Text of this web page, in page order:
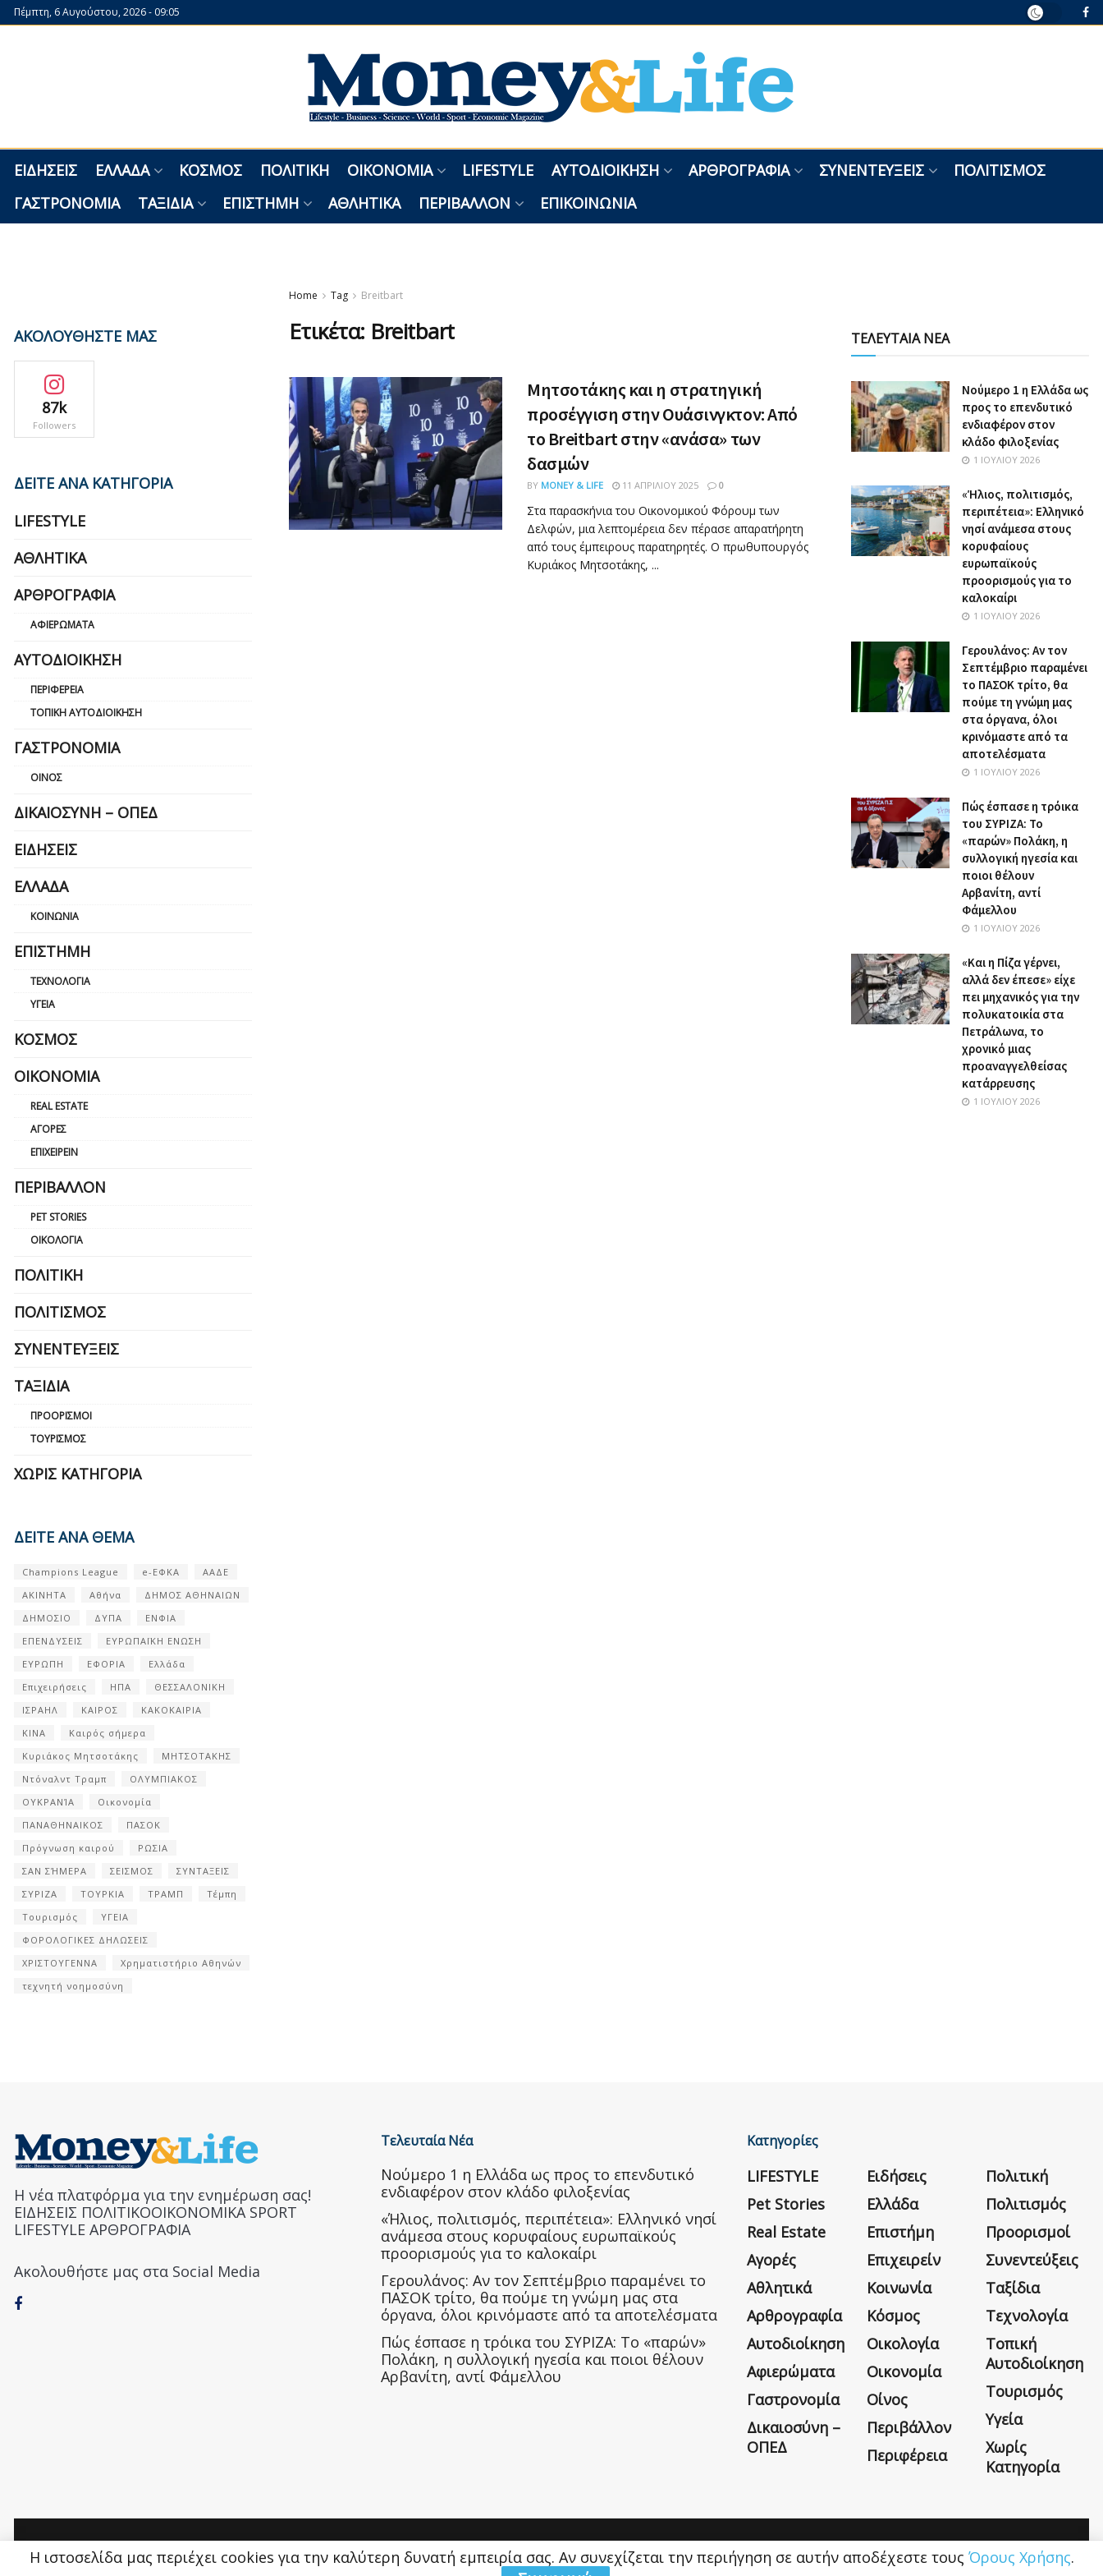
Πέμπτη, 6 Αυγούστου, 2026 - 09:05
ΕΙΔΉΣΕΙΣ ΕΛΛΆΔΑ ΚΌΣΜΟΣ ΠΟΛΙΤΙΚΉ ΟΙΚΟΝΟΜΊΑ LIFESTYLE ΑΥΤΟΔΙΟΊΚΗΣΗ ΑΡΘΡΟΓΡΑΦΊΑ ΣΥΝΕΝΤΕΎΞΕΙΣ
ΠΟΛΙΤΙΣΜΌΣ
ΓΑΣΤΡΟΝΟΜΊΑ
ΤΑΞΊΔΙΑ ΕΠΙΣΤΉΜΗ ΑΘΛΗΤΙΚΆ ΠΕΡΙΒΆΛΛΟΝ ΕΠΙΚΟΙΝΩΝΊΑ
Home Tag Breitbart
Ετικέτα: Breitbart
Μητσοτάκης και η στρατηγική
προσέγγιση στην Ουάσινγκτον: Από
το Breitbart στην «ανάσα» των
δασμών
BY MONEY & LIFE 11 ΑΠΡΙΛΊΟΥ 2025 0
Στα παρασκήνια του Οικονομικού Φόρουμ των
Δελφών, μια λεπτομέρεια δεν πέρασε απαρατήρητη
από τους έμπειρους παρατηρητές. Ο πρωθυπουργός
Κυριάκος Μητσοτάκης, ...
ΑΚΟΛΟΥΘΗΣΤΕ ΜΑΣ
87k
Followers
ΔΕΙΤΕ ΑΝΑ ΚΑΤΗΓΟΡΙΑ
LIFESTYLE
ΑΘΛΗΤΙΚΆ
ΑΡΘΡΟΓΡΑΦΊΑ
ΑΦΙΕΡΏΜΑΤΑ
ΑΥΤΟΔΙΟΊΚΗΣΗ
ΠΕΡΙΦΈΡΕΙΑ
ΤΟΠΙΚΉ ΑΥΤΟΔΙΟΊΚΗΣΗ
ΓΑΣΤΡΟΝΟΜΊΑ
ΟΊΝΟΣ
ΔΙΚΑΙΟΣΎΝΗ – ΟΠΕΔ
ΕΙΔΉΣΕΙΣ
ΕΛΛΆΔΑ
ΚΟΙΝΩΝΊΑ
ΕΠΙΣΤΉΜΗ
ΤΕΧΝΟΛΟΓΊΑ
ΥΓΕΊΑ
ΚΌΣΜΟΣ
ΟΙΚΟΝΟΜΊΑ
REAL ESTATE
ΑΓΟΡΈΣ
ΕΠΙΧΕΙΡΕΊΝ
ΠΕΡΙΒΆΛΛΟΝ
PET STORIES
ΟΙΚΟΛΟΓΊΑ
ΠΟΛΙΤΙΚΉ
ΠΟΛΙΤΙΣΜΌΣ
ΣΥΝΕΝΤΕΎΞΕΙΣ
ΤΑΞΊΔΙΑ
ΠΡΟΟΡΙΣΜΟΊ
ΤΟΥΡΙΣΜΌΣ
ΧΩΡΊΣ ΚΑΤΗΓΟΡΊΑ
ΔΕΙΤΕ ΑΝΑ ΘΕΜΑ
Champions League e-ΕΦΚΑ
ΑΑΔΕ
ΑΚΙΝΗΤΑ
Αθήνα
ΔΗΜΟΣ ΑΘΗΝΑΙΩΝ
ΔΗΜΟΣΙΟ
ΔΥΠΑ
ΕΝΦΙΑ
ΕΠΕΝΔΥΣΕΙΣ
ΕΥΡΩΠΑΪΚΗ ΕΝΩΣΗ
ΕΥΡΩΠΗ
ΕΦΟΡΙΑ
Ελλάδα
Επιχειρήσεις
ΗΠΑ
ΘΕΣΣΑΛΟΝΙΚΗ
ΙΣΡΑΗΛ
ΚΑΙΡΟΣ
ΚΑΚΟΚΑΙΡΙΑ
ΚΙΝΑ
Καιρός σήμερα
Κυριάκος Μητσοτάκης
ΜΗΤΣΟΤΑΚΗΣ
Ντόναλντ Τραμπ
ΟΛΥΜΠΙΑΚΟΣ
ΟΥΚΡΑΝΊΑ
Οικονομία
ΠΑΝΑΘΗΝΑΙΚΟΣ
ΠΑΣΟΚ
Πρόγνωση καιρού
ΡΩΣΙΑ
ΣΑΝ ΣΉΜΕΡΑ
ΣΕΙΣΜΟΣ
ΣΥΝΤΑΞΕΙΣ
ΣΥΡΙΖΑ
ΤΟΥΡΚΙΑ ΤΡΑΜΠ
Τέμπη
Τουρισμός
ΥΓΕΙΑ
ΦΟΡΟΛΟΓΙΚΕΣ ΔΗΛΩΣΕΙΣ
ΧΡΙΣΤΟΥΓΕΝΝΑ
Χρηματιστήριο Αθηνών
τεχνητή νοημοσύνη
ΤΕΛΕΥΤΑΙΑ ΝΕΑ
Nούμερο 1 η Ελλάδα ως
προς το επενδυτικό
ενδιαφέρον στον
κλάδο φιλοξενίας
1 ΙΟΥΛΊΟΥ 2026
«Ήλιος, πολιτισμός,
περιπέτεια»: Ελληνικό
νησί ανάμεσα στους
κορυφαίους
ευρωπαϊκούς
προορισμούς για το
καλοκαίρι
1 ΙΟΥΛΊΟΥ 2026
Γερουλάνος: Αν τον
Σεπτέμβριο παραμένει
το ΠΑΣΟΚ τρίτο, θα
πούμε τη γνώμη μας
στα όργανα, όλοι
κρινόμαστε από τα
αποτελέσματα
1 ΙΟΥΛΊΟΥ 2026
Πώς έσπασε η τρόικα
του ΣΥΡΙΖΑ: Το
«παρών» Πολάκη, η
συλλογική ηγεσία και
ποιοι θέλουν
Αρβανίτη, αντί
Φάμελλου
1 ΙΟΥΛΊΟΥ 2026
«Και η Πίζα γέρνει,
αλλά δεν έπεσε» είχε
πει μηχανικός για την
πολυκατοικία στα
Πετράλωνα, το
χρονικό μιας
προαναγγελθείσας
κατάρρευσης
1 ΙΟΥΛΊΟΥ 2026
Η νέα πλατφόρμα για την ενημέρωση σας!
ΕΙΔΗΣΕΙΣ ΠΟΛΙΤΙΚΟΟΙΚΟΝΟΜΙΚΑ SPORT
LIFESTYLE ΑΡΘΡΟΓΡΑΦΙΑ
Ακολουθήστε μας στα Social Media
Τελευταία Νέα
Nούμερο 1 η Ελλάδα ως προς το επενδυτικό
ενδιαφέρον στον κλάδο φιλοξενίας
«Ήλιος, πολιτισμός, περιπέτεια»: Ελληνικό νησί
ανάμεσα στους κορυφαίους ευρωπαϊκούς
προορισμούς για το καλοκαίρι
Γερουλάνος: Αν τον Σεπτέμβριο παραμένει το
ΠΑΣΟΚ τρίτο, θα πούμε τη γνώμη μας στα
όργανα, όλοι κρινόμαστε από τα αποτελέσματα
Πώς έσπασε η τρόικα του ΣΥΡΙΖΑ: Το «παρών»
Πολάκη, η συλλογική ηγεσία και ποιοι θέλουν
Αρβανίτη, αντί Φάμελλου
Κατηγορίες
LIFESTYLE
Pet Stories
Real Estate
Αγορές
Αθλητικά
Αρθρογραφία
Αυτοδιοίκηση
Αφιερώματα
Γαστρονομία
Δικαιοσύνη –
ΟΠΕΔ
Ειδήσεις
Ελλάδα
Επιστήμη
Επιχειρείν
Κοινωνία
Κόσμος
Οικολογία
Οικονομία
Οίνος
Περιβάλλον
Περιφέρεια
Πολιτική
Πολιτισμός
Προορισμοί
Συνεντεύξεις
Ταξίδια
Τεχνολογία
Τοπική
Αυτοδιοίκηση
Τουρισμός
Υγεία
Χωρίς
Κατηγορία
Η εταιρεία Όροι Χρήσης Επικοινωνία
Η ιστοσελίδα μας περιέχει cookies για την καλύτερη δυνατή εμπειρία σας. Αν συνεχίζεται την περιήγηση σε αυτήν αποδέχεστε τους Όρους Χρήσης.